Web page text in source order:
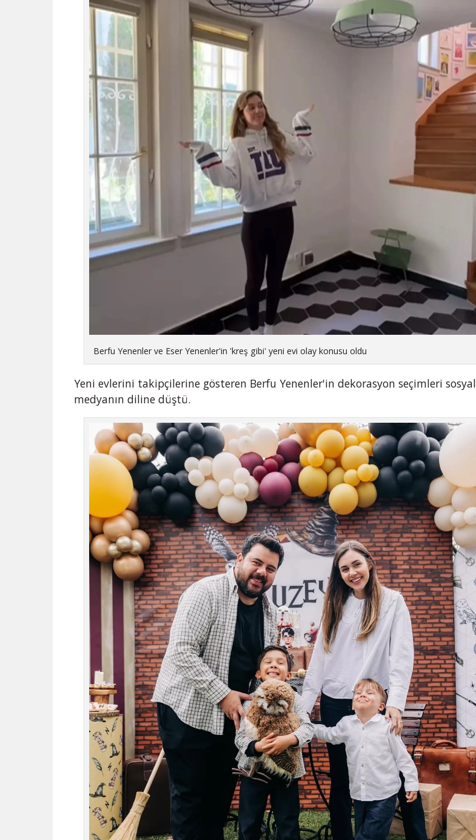
Berfu Yenenler ve Eser Yenenler'in 'kreş gibi' yeni evi olay konusu oldu
Yeni evlerini takipçilerine gösteren Berfu Yenenler'in dekorasyon seçimleri sosyal
medyanın diline düştü.